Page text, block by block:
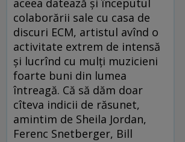
aceea datează și începutul
colaborării sale cu casa de
discuri ECM, artistul avînd o
activitate extrem de intensă
și lucrînd cu mulți muzicieni
foarte buni din lumea
întreagă. Că să dăm doar
cîteva indicii de răsunet,
amintim de Sheila Jordan,
Ferenc Snetberger, Bill